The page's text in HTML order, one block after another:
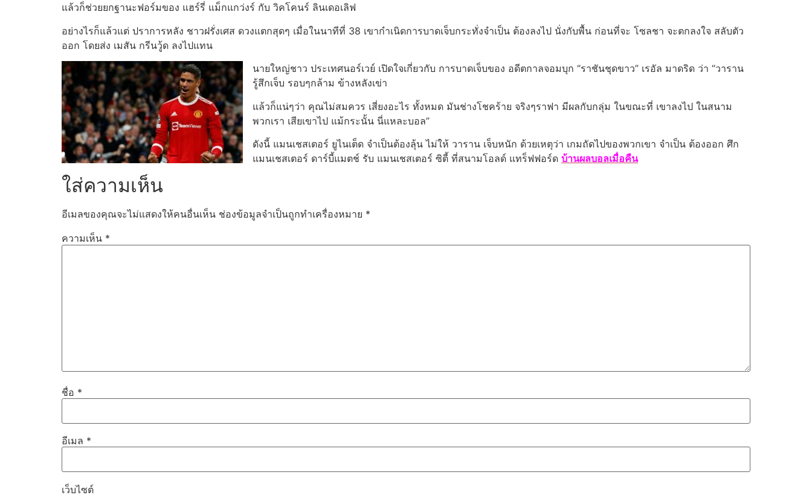
แล้วก็ช่วยยกฐานะฟอร์มของ แฮร์รี่ แม็กแกว่งร์ กับ วิคโคนร์ ลินเดอเลิฟ
อย่างไรก็แล้วแต่ ปราการหลัง ชาวฝรั่งเศส ดวงแตกสุดๆ เมื่อในนาทีที่ 38 เขากำเนิดการบาดเจ็บกระทั่งจำเป็น ต้องลงไป นั่งกับพื้น ก่อนที่จะ โซลชา จะตกลงใจ สลับตัว
ออก โดยส่ง เมสัน กรีนวู้ด ลงไปแทน
นายใหญ่ชาว ประเทศนอร์เวย์ เปิดใจเกี่ยวกับ การบาดเจ็บของ อดีตกาลจอมบุก “ราชันชุดขาว” เรอัล มาดริด ว่า “วาราน
รู้สึกเจ็บ รอบๆกล้าม ข้างหลังเข่า
แล้วก็แน่ๆว่า คุณไม่สมควร เสี่ยงอะไร ทั้งหมด มันช่างโชคร้าย จริงๆราฟา มีผลกับกลุ่ม ในขณะที่ เขาลงไป ในสนาม
พวกเรา เสียเขาไป แม้กระนั้น นี่แหละบอล”
ดังนี้ แมนเชสเตอร์ ยูไนเต็ด จำเป็นต้องลุ้น ไม่ให้ วาราน เจ็บหนัก ด้วยเหตุว่า เกมถัดไปของพวกเขา จำเป็น ต้องออก ศึก
แมนเชสเตอร์ ดาร์บี้แมตช์ รับ แมนเชสเตอร์ ซิตี้ ที่สนามโอลด์ แทร็ฟฟอร์ด บ้านผลบอลเมื่อคืน
ใส่ความเห็น
อีเมลของคุณจะไม่แสดงให้คนอื่นเห็น ช่องข้อมูลจำเป็นถูกทำเครื่องหมาย *
ความเห็น *
ชื่อ *
อีเมล *
เว็บไซต์